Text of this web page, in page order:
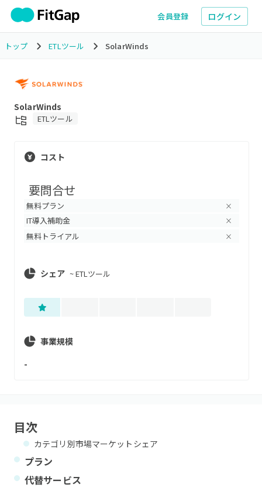
会員登録 ログイン
トップ ETLツール SolarWinds
SolarWinds
ETLツール
コスト
要問合せ
無料プラン ×
IT導入補助金 ×
無料トライアル ×
シェア ~ETLツール
事業規模
-
目次
カテゴリ別市場マーケットシェア
プラン
代替サービス